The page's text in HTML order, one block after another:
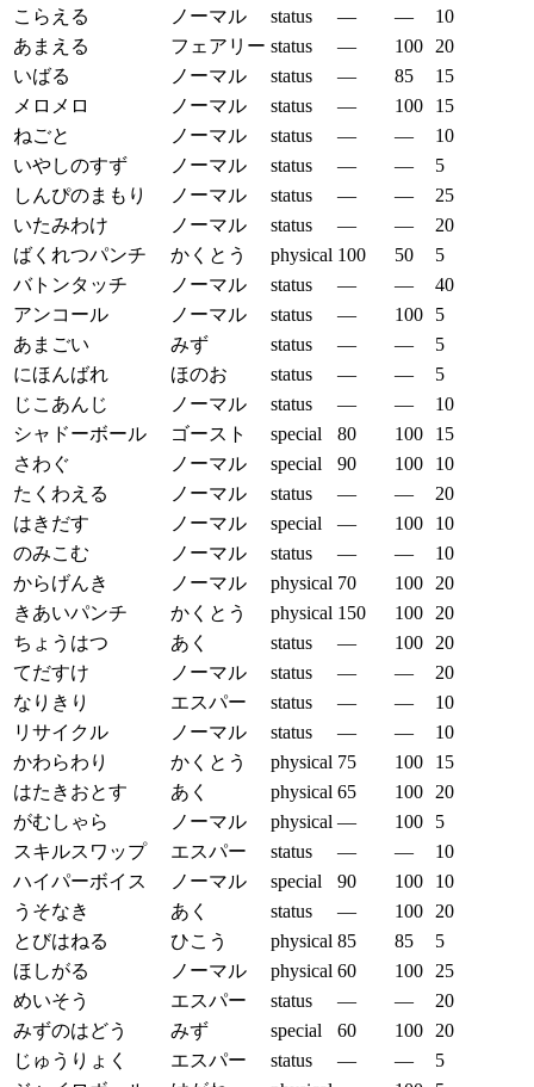
こらえる ノーマル status — —
10
あまえる
フェアリー status — 100
20
いばる
ノーマル status — 85
15
メロメロ
ノーマル status — 100
15
ねごと
ノーマル status — —
10
いやしのすず
ノーマル status — —
5
しんぴのまもり
ノーマル status — —
25
いたみわけ
ノーマル status — —
20
ばくれつパンチ
かくとう physical 100 50
5
バトンタッチ
ノーマル status — —
40
アンコール
ノーマル status — 100
5
あまごい
みず status — —
5
にほんばれ
ほのお status — —
5
じこあんじ
ノーマル status — —
10
シャドーボール
ゴースト special 80 100
15
さわぐ
ノーマル special 90 100
10
たくわえる
ノーマル status — —
20
はきだす
ノーマル special — 100
10
のみこむ
ノーマル status — —
10
からげんき
ノーマル physical 70 100
20
きあいパンチ
かくとう physical 150 100
20
ちょうはつ
あく status — 100
20
てだすけ
ノーマル status — —
20
なりきり
エスパー status — —
10
リサイクル
ノーマル status — —
10
かわらわり
かくとう physical 75 100
15
はたきおとす
あく physical 65 100
20
がむしゃら
ノーマル physical — 100
5
スキルスワップ
エスパー status — —
10
ハイパーボイス
ノーマル special 90 100
10
うそなき
あく status — 100
20
とびはねる
ひこう physical 85 85
5
ほしがる
ノーマル physical 60 100
25
めいそう
エスパー status — —
20
みずのはどう
みず special 60 100
20
じゅうりょく
エスパー status — —
5